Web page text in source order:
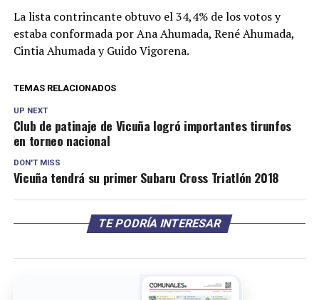
La lista contrincante obtuvo el 34,4% de los votos y
estaba conformada por Ana Ahumada, René Ahumada,
Cintia Ahumada y Guido Vigorena.
TEMAS RELACIONADOS
UP NEXT
Club de patinaje de Vicuña logró importantes tirunfos
en torneo nacional
DON'T MISS
Vicuña tendrá su primer Subaru Cross Triatlón 2018
TE PODRÍA INTERESAR